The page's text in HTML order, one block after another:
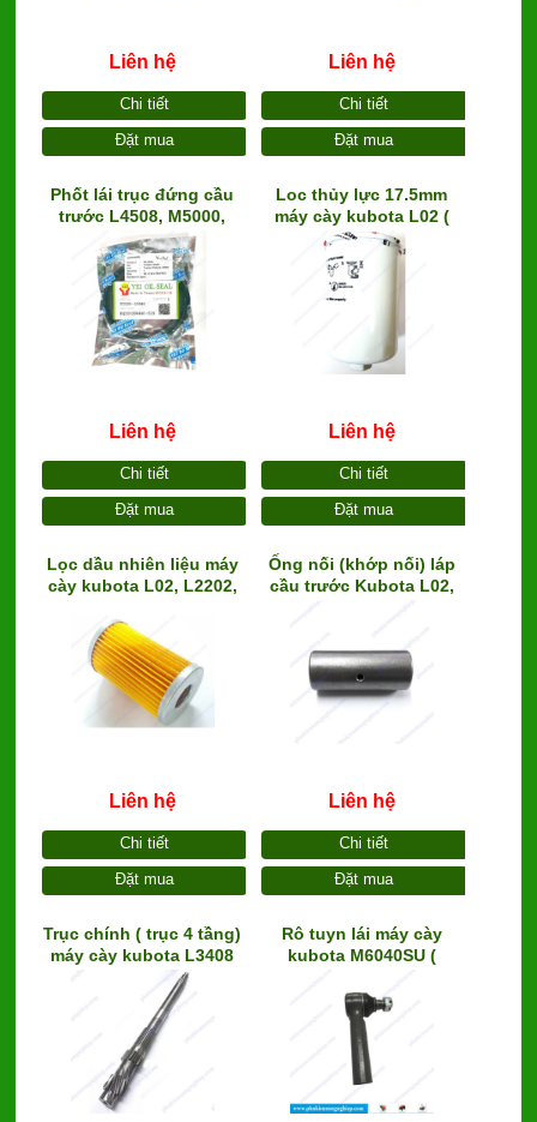
Liên hệ
Chi tiết
Đặt mua
Liên hệ
Chi tiết
Đặt mua
Phốt lái trục đứng cầu
trước L4508, M5000,
M6040 (TC230-13040) (92
x 112 x 15.5), hàng cao
cấp YEI xanh
Liên hệ
Chi tiết
Đặt mua
Loc thủy lực 17.5mm
máy cày kubota L02 (
chính hãng, lõi thép)
Liên hệ
Chi tiết
Đặt mua
Lọc dầu nhiên liệu máy
cày kubota L02, L2202,
Liên hệ
Chi tiết
Đặt mua
Ống nối (khớp nối) láp
cầu trước Kubota L02,
Liên hệ
Chi tiết
Đặt mua
Trục chính ( trục 4 tầng)
máy cày kubota L3408
(TC222-21513)
Rô tuyn lái máy cày
kubota M6040SU (